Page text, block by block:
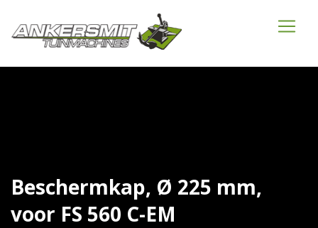
Beschermkap, Ø 225 mm,
voor FS 560 C-EM